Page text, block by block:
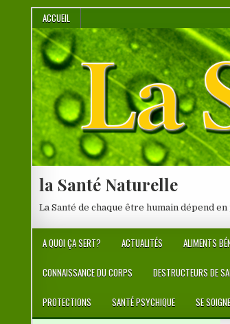
ACCUEIL
la Santé Naturelle
La Santé de chaque être humain dépend
A QUOI ÇA SERT? ACTUALITÉS ALIMENTS
CONNAISSANCE DU CORPS DESTRUCTEURS DE
PROTECTIONS SANTÉ PSYCHIQUE SE